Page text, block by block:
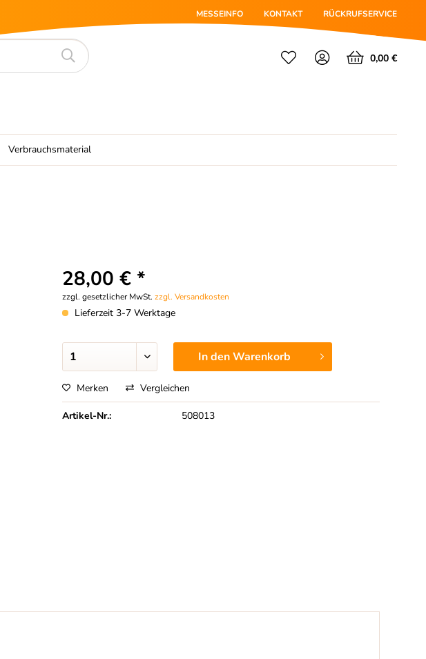
MESSEINFO KONTAKT RÜCKRUFSERVICE
0,00 €
Verbrauchsmaterial
28,00 € *
zzgl. gesetzlicher MwSt.zzgl. Versandkosten
Lieferzeit 3-7 Werktage
In denWarenkorb
Merken Vergleichen
Artikel-Nr.: 508013